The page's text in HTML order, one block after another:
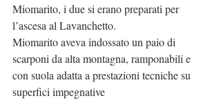
Miomarito, i due si erano preparati per
l’ascesa al Lavanchetto.
Miomarito aveva indossato un paio di
scarponi da alta montagna, ramponabili e
con suola adatta a prestazioni tecniche su
superfici impegnative